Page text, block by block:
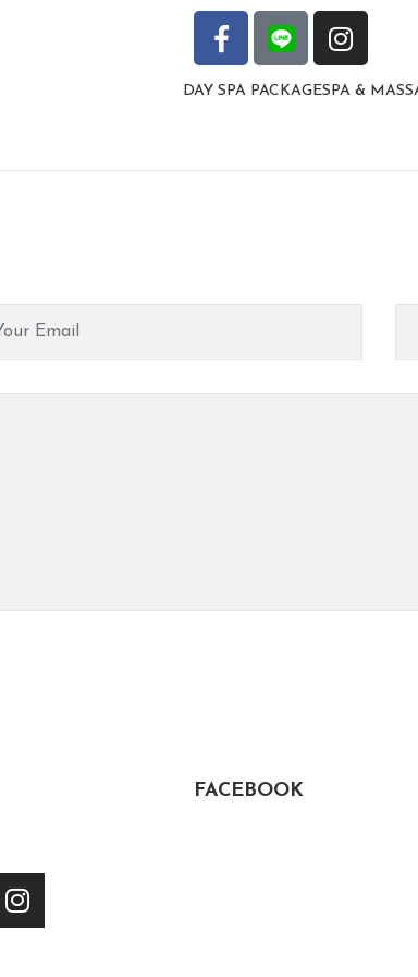
DAY SPA PACKAGESPA &
FACEBOOK